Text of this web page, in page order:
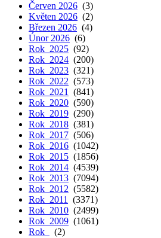
Červen 2026 (3)
Květen 2026 (2)
Březen 2026 (4)
Únor 2026 (6)
Rok 2025 (92)
Rok 2024 (200)
Rok 2023 (321)
Rok 2022 (573)
Rok 2021
(841)
Rok 2020 (590)
Rok 2019 (290)
Rok 2018 (381)
Rok 2017 (506)
Rok 2016 (1042)
Rok 2015 (1856)
Rok 2014 (4539)
Rok 2013 (7094)
Rok 2012 (5582)
Rok 2011
(3371)
Rok 2010 (2499)
Rok 2009 (1061)
Rok
(2)